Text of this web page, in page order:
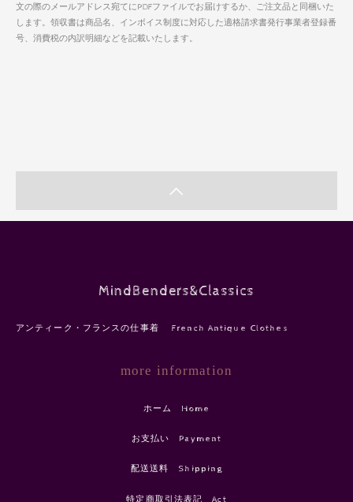
文の際のメールアドレス宛てにPDFファイルでお届けするか、ご注文品と同梱いた
します。領収書は商品名、インボイス制度に対応した適格請求書発行事業者登録番
号、消費税の内訳明細などを記載いたします。
MindBenders&Classics
アンティーク・フランスの仕事着 French Antique Clothes
more information
ホーム Home
お支払い Payment
配送送料 Shipping
特定商取引法表記 Act